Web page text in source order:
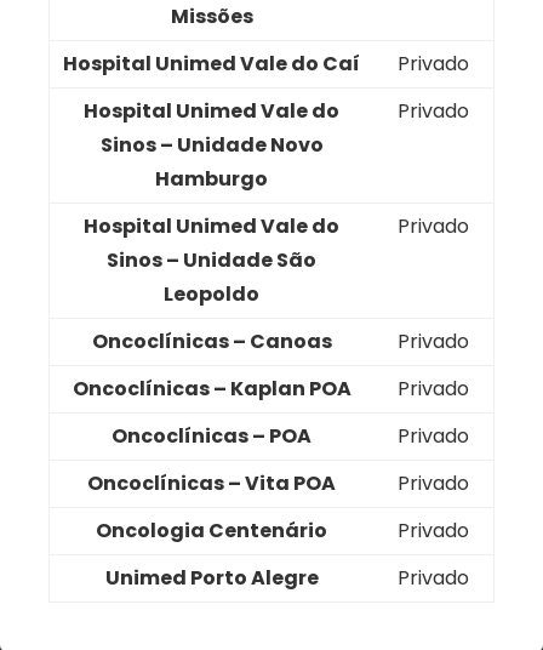
Missões
Hospital Unimed Vale do Caí
Privado
Hospital Unimed Vale do
Sinos – Unidade Novo
Hamburgo
Privado
Hospital Unimed Vale do
Sinos – Unidade São
Leopoldo
Privado
Oncoclínicas – Canoas
Privado
Oncoclínicas – Kaplan POA
Privado
Oncoclínicas – POA
Privado
Oncoclínicas – Vita POA
Privado
Oncologia Centenário
Privado
Unimed Porto Alegre
Privado